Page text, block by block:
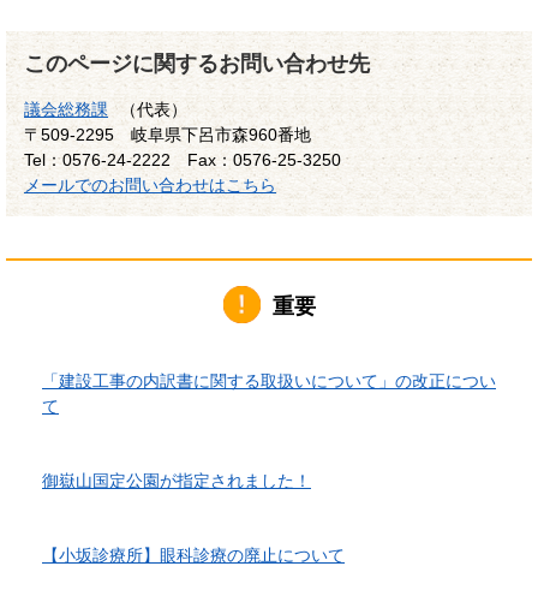
このページに関するお問い合わせ先
議会総務課
（代表）
〒509-2295
岐阜県下呂市森960番地
Tel：0576-24-2222
Fax：0576-25-3250
メールでのお問い合わせはこちら
重要
「建設工事の内訳書に関する取扱いについて」の改正につい
て
御嶽山国定公園が指定されました！
【小坂診療所】眼科診療の廃止について